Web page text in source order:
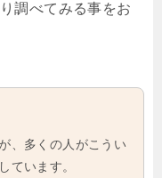
調べてみる事をお
、多くの人がこうい
ています。